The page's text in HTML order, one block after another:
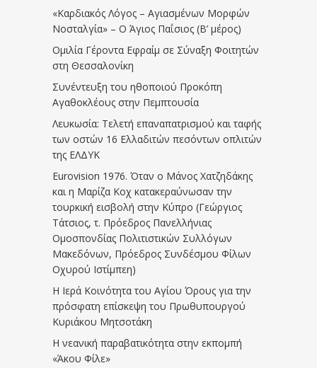
«Καρδιακός Λόγος – Αγιασμένων Μορφών
Νοσταλγία» – Ο Άγιος Παΐσιος (Β’ μέρος)
Ομιλία Γέροντα Εφραίμ σε Σύναξη Φοιτητών
στη Θεσσαλονίκη
Συνέντευξη του ηθοποιού Προκόπη
Αγαθοκλέους στην Πεμπτουσία
Λευκωσία: Τελετή επαναπατρισμού και ταφής
των οστών 16 Ελλαδιτών πεσόντων οπλιτών
της ΕΛΔΥΚ
Eurovision 1976. Όταν ο Μάνος Χατζηδάκης
και η Μαρίζα Κοχ κατακεραύνωσαν την
τουρκική εισβολή στην Κύπρο (Γεώργιος
Τάτσιος, τ. Πρόεδρος Πανελλήνιας
Ομοσπονδίας Πολιτιστικών Συλλόγων
Μακεδόνων, Πρόεδρος Συνδέσμου Φίλων
Οχυρού Ιστίμπεη)
Η Ιερά Κοινότητα του Αγίου Όρους για την
πρόσφατη επίσκεψη του Πρωθυπουργού
Κυριάκου Μητσοτάκη
Η νεανική παραβατικότητα στην εκπομπή
«Άκου Φίλε»